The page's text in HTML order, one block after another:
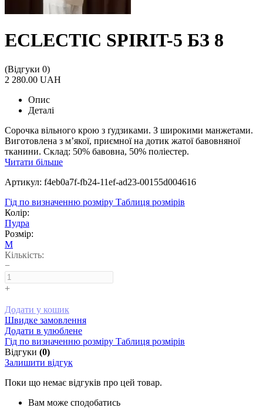
ECLECTIC SPIRIT-5 БЗ 8
(Відгуки 0)
2 280.00 UAH
Опис
Деталі
Сорочка вільного крою з ґудзиками. З широкими манжетами.
Виготовлена з м’якої, приємної на дотик жатої бавовняної
тканини. Склад: 50% бавовна, 50% поліестер.
Читати більше
Артикул: f4eb0a7f-fb24-11ef-ad23-00155d004616
Гід по визначенню розміру Таблиця розмірів
Колір:
Пудра
Розмір:
M
Кількість:
−
+
Додати у кошик
Швидке замовлення
Додати в улюблене
Гід по визначенню розміру Таблиця розмірів
Відгуки (0)
Залишити відгук
Поки що немає відгуків про цей товар.
Вам може сподобатись